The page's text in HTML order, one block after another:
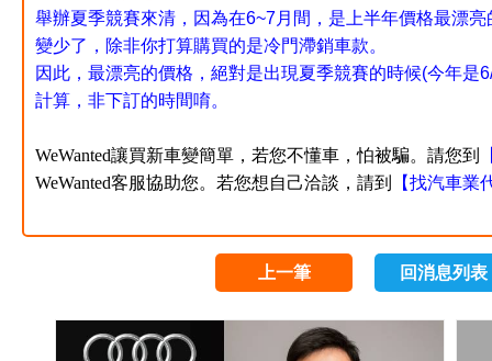
舉辦夏季競賽來清，因為在6~7月間，是上半年價格最漂
變少了，除非你打算購買的是冷門滯銷車款。
因此，最漂亮的價格，絕對是出現夏季競賽的時候(今年
計算，非下訂的時間唷。
WeWanted讓買新車變簡單，若您不懂車，怕被騙。 請您到
WeWanted客服協助您。若您想自己洽談，請到
【找汽車業
上一筆 回消息列表